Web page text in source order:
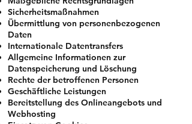
Sicherheitsmaßnahmen
Übermittlung von personenbezogenen
Daten
Internationale Datentransfers
Allgemeine Informationen zur
Datenspeicherung und Löschung
Rechte der betroffenen Personen
Geschäftliche Leistungen
Bereitstellung des Onlineangebots und
Webhosting